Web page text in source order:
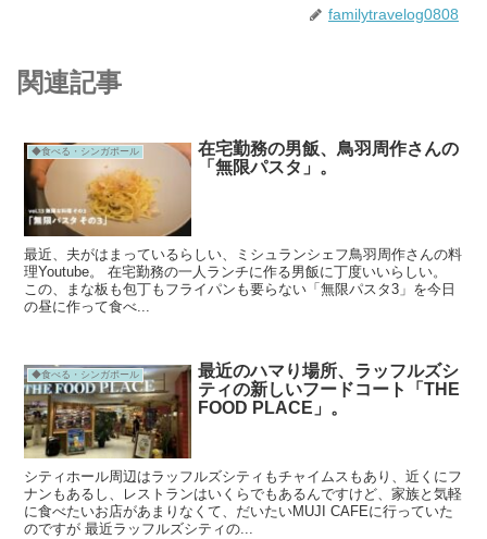
familytravelog0808
関連記事
◆食べる・シンガポール
在宅勤務の男飯、鳥羽周作さんの
「無限パスタ」。
最近、夫がはまっているらしい、ミシュランシェフ鳥羽周作さんの料
理Youtube。 在宅勤務の一人ランチに作る男飯に丁度いいらしい。
この、まな板も包丁もフライパンも要らない「無限パスタ3」を今日
の昼に作って食べ...
◆食べる・シンガポール
最近のハマり場所、ラッフルズシ
ティの新しいフードコート「THE
FOOD PLACE」。
シティホール周辺はラッフルズシティもチャイムスもあり、近くにフ
ナンもあるし、レストランはいくらでもあるんですけど、家族と気軽
に食べたいお店があまりなくて、だいたいMUJI CAFEに行っていた
のですが 最近ラッフルズシティの...